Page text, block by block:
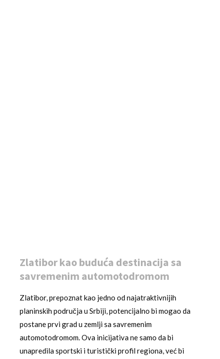
Zlatibor kao buduća destinacija sa
savremenim automotodromom
Zlatibor, prepoznat kao jedno od najatraktivnijih
planinskih područja u Srbiji, potencijalno bi mogao da
postane prvi grad u zemlji sa savremenim
automotodromom. Ova inicijativa ne samo da bi
unapredila sportski i turistički profil regiona, već bi